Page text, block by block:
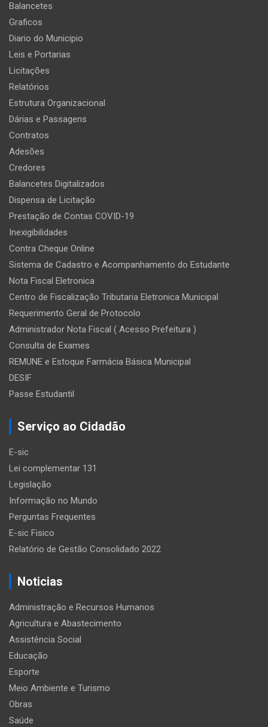
Balancetes
Graficos
Diario do Municipio
Leis e Portarias
Licitações
Relatórios
Estrutura Organizacional
Dárias e Passagens
Contratos
Adesões
Credores
Balancetes Digitalizados
Dispensa de Licitação
Prestação de Contas COVID-19
Inexigibilidades
Contra Cheque Online
Sistema de Cadastro e Acompanhamento do Estudante
Nota Fiscal Eletronica
Centro de Fiscalização Tributaria Eletronica Municipal
Requerimento Geral de Protocolo
Administrador Nota Fiscal ( Acesso Prefeitura )
Consulta de Exames
REMUNE e Estoque Farmácia Básica Municipal
DESIF
Passe Estudantil
Serviço ao Cidadão
E-sic
Lei complementar 131
Legislação
Informação no Mundo
Perguntas Frequentes
E-sic Fisico
Relatório de Gestão Consolidado 2022
Noticias
Administração e Recursos Humanos
Agricultura e Abastecimento
Assistência Social
Educação
Esporte
Meio Ambiente e Turismo
Obras
Saúde